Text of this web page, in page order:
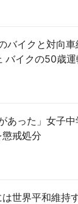
バイクと対向
バイクの50歳
あった」女子
戒処分
世界平和維持